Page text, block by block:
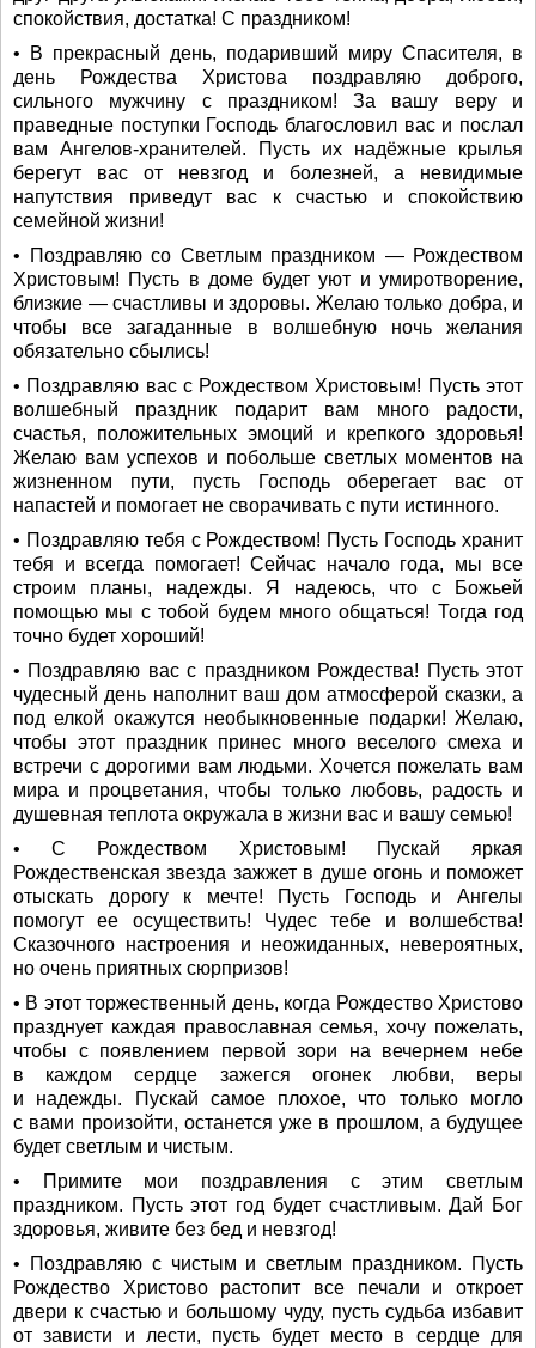
спокойствия, достатка! С праздником!
• В прекрасный день, подаривший миру Спасителя, в
день Рождества Христова поздравляю доброго,
сильного мужчину с праздником! За вашу веру и
праведные поступки Господь благословил вас и послал
вам Ангелов-хранителей. Пусть их надёжные крылья
берегут вас от невзгод и болезней, а невидимые
напутствия приведут вас к счастью и спокойствию
семейной жизни!
• Поздравляю со Светлым праздником — Рождеством
Христовым! Пусть в доме будет уют и умиротворение,
близкие ― счастливы и здоровы. Желаю только добра, и
чтобы все загаданные в волшебную ночь желания
обязательно сбылись!
• Поздравляю вас с Рождеством Христовым! Пусть этот
волшебный праздник подарит вам много радости,
счастья, положительных эмоций и крепкого здоровья!
Желаю вам успехов и побольше светлых моментов на
жизненном пути, пусть Господь оберегает вас от
напастей и помогает не сворачивать с пути истинного.
• Поздравляю тебя с Рождеством! Пусть Господь хранит
тебя и всегда помогает! Сейчас начало года, мы все
строим планы, надежды. Я надеюсь, что с Божьей
помощью мы с тобой будем много общаться! Тогда год
точно будет хороший!
• Поздравляю вас с праздником Рождества! Пусть этот
чудесный день наполнит ваш дом атмосферой сказки, а
под елкой окажутся необыкновенные подарки! Желаю,
чтобы этот праздник принес много веселого смеха и
встречи с дорогими вам людьми. Хочется пожелать вам
мира и процветания, чтобы только любовь, радость и
душевная теплота окружала в жизни вас и вашу семью!
• С Рождеством Христовым! Пускай яркая
Рождественская звезда зажжет в душе огонь и поможет
отыскать дорогу к мечте! Пусть Господь и Ангелы
помогут ее осуществить! Чудес тебе и волшебства!
Сказочного настроения и неожиданных, невероятных,
но очень приятных сюрпризов!
• В этот торжественный день, когда Рождество Христово
празднует каждая православная семья, хочу пожелать,
чтобы с появлением первой зори на вечернем небе
в каждом сердце зажегся огонек любви, веры
и надежды. Пускай самое плохое, что только могло
с вами произойти, останется уже в прошлом, а будущее
будет светлым и чистым.
• Примите мои поздравления с этим светлым
праздником. Пусть этот год будет счастливым. Дай Бог
здоровья, живите без бед и невзгод!
• Поздравляю с чистым и светлым праздником. Пусть
Рождество Христово растопит все печали и откроет
двери к счастью и большому чуду, пусть судьба избавит
от зависти и лести, пусть будет место в сердце для